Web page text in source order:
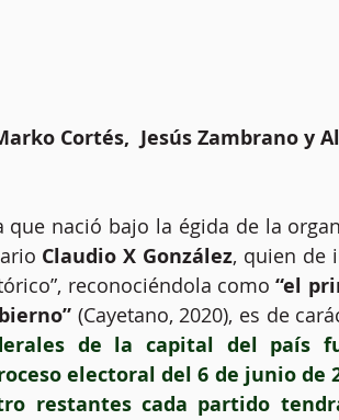
Cortés,  Jesús Zambrano y
nació bajo la égida de la
Claudio X González, quien de
reconociéndola como “el
(Cayetano, 2020), es de
de la capital del país
electoral del 6 de junio de
restantes cada partido